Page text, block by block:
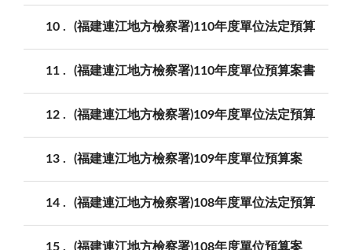
10 (福建連江地方檢察署)110年度單位法定預算
11 (福建連江地方檢察署)110年度單位預算案書
12 (福建連江地方檢察署)109年度單位法定預算
13 (福建連江地方檢察署)109年度單位預算案
14 (福建連江地方檢察署)108年度單位法定預算
15 (福建連江地方檢察署)108年度單位預算案